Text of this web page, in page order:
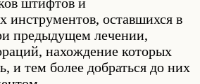
инструментов, оставшихся в
предыдущем лечении,
нахождение которых
и тем более добраться до них